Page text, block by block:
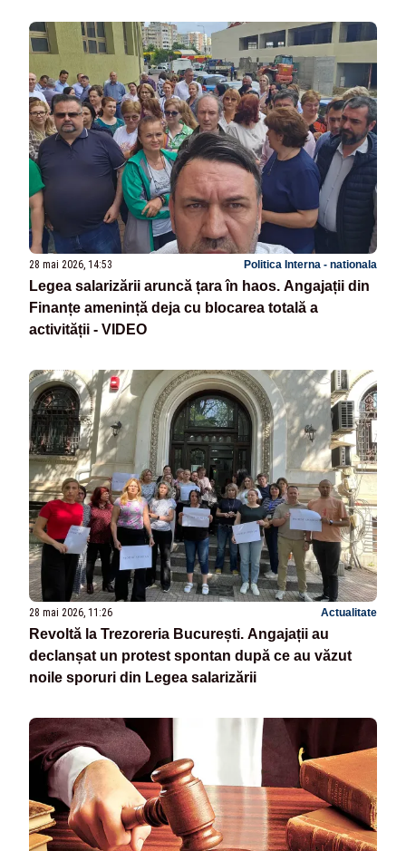
28 mai 2026, 14:53 Politica Interna - nationala
Legea salarizării aruncă țara în haos. Angajații din
Finanțe amenință deja cu blocarea totală a
activității - VIDEO
28 mai 2026, 11:26 Actualitate
Revoltă la Trezoreria București. Angajații au
declanșat un protest spontan după ce au văzut
noile sporuri din Legea salarizării